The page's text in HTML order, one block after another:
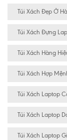
Túi Xách Đẹp Ở
Túi Xách Đựng
Túi Xách Hàng
Túi Xách Hợp
Túi Xách Laptop
Túi Xách Laptop
Túi Xách Laptop